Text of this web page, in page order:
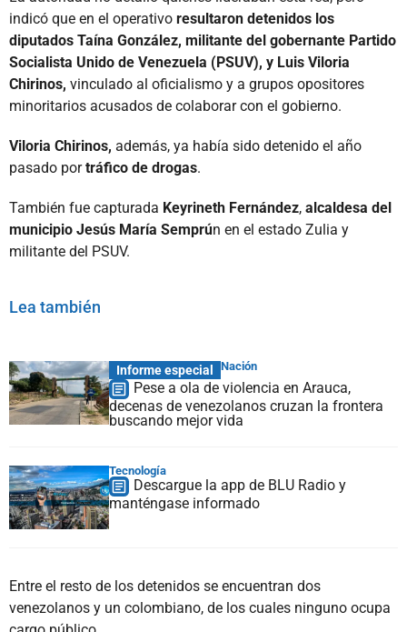
indicó que en el operativo resultaron detenidos los
diputados Taína González, militante del gobernante Partido
Socialista Unido de Venezuela (PSUV), y Luis Viloria
Chirinos, vinculado al oficialismo y a grupos opositores
minoritarios acusados de colaborar con el gobierno.
Viloria Chirinos, además, ya había sido detenido el año
pasado portráfico de drogas.
También fue capturada Keyrineth Fernández, alcaldesa del
municipio Jesús María Semprún en el estado Zulia y
militante del PSUV.
Lea también
Informe especial Nación
Pese a ola de violencia en Arauca,
decenas de venezolanos cruzan la frontera
buscando mejor vida
Tecnología
Descargue la app de BLU Radio y
manténgase informado
Entre el resto de los detenidos se encuentran dos
venezolanos y un colombiano, de los cuales ninguno ocupa